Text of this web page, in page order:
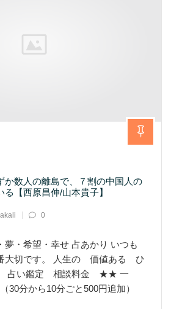
か数人の離島で、７割の中国人の
【西原昌伸/山本貴子】
akali 0
夢・希望・幸せ 占あかり いつも
大切です。 人生の 価値ある ひ
占い鑑定 相談料金 ★★ 一
分から10分ごと500円追加）